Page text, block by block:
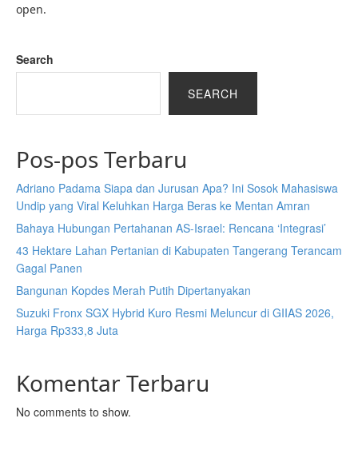
open.
Search
SEARCH
Pos-pos Terbaru
Adriano Padama Siapa dan Jurusan Apa? Ini Sosok Mahasiswa
Undip yang Viral Keluhkan Harga Beras ke Mentan Amran
Bahaya Hubungan Pertahanan AS-Israel: Rencana ‘Integrasi’
43 Hektare Lahan Pertanian di Kabupaten Tangerang Terancam
Gagal Panen
Bangunan Kopdes Merah Putih Dipertanyakan
Suzuki Fronx SGX Hybrid Kuro Resmi Meluncur di GIIAS 2026,
Harga Rp333,8 Juta
Komentar Terbaru
No comments to show.